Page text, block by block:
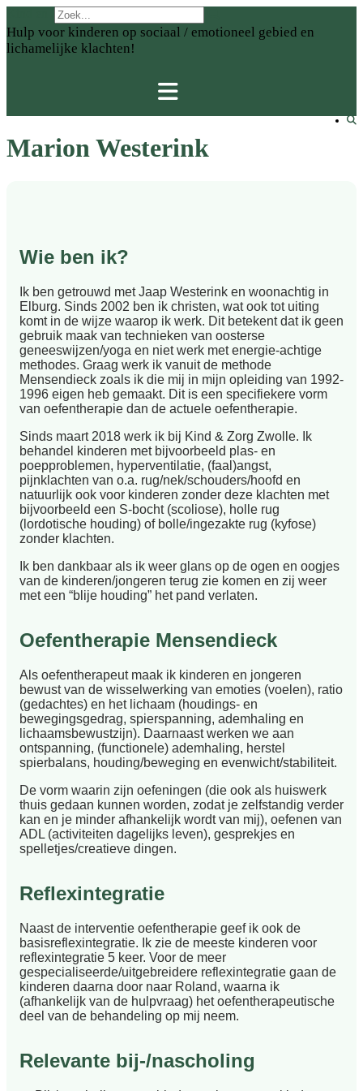
naar
inhoud
Kind en Zorg Zwolle
Hulp voor kinderen op sociaal / emotioneel gebied en
lichamelijke klachten!
Marion Westerink
Wie ben ik?
Ik ben getrouwd met Jaap Westerink en woonachtig in
Elburg. Sinds 2002 ben ik christen, wat ook tot uiting
komt in de wijze waarop ik werk. Dit betekent dat ik geen
gebruik maak van technieken van oosterse
geneeswijzen/yoga en niet werk met energie-achtige
methodes. Graag werk ik vanuit de methode
Mensendieck zoals ik die mij in mijn opleiding van 1992-
1996 eigen heb gemaakt. Dit is een specifiekere vorm
van oefentherapie dan de actuele oefentherapie.
Sinds maart 2018 werk ik bij Kind & Zorg Zwolle. Ik
behandel kinderen met bijvoorbeeld plas- en
poepproblemen, hyperventilatie, (faal)angst,
pijnklachten van o.a. rug/nek/schouders/hoofd en
natuurlijk ook voor kinderen zonder deze klachten met
bijvoorbeeld een S-bocht (scoliose), holle rug
(lordotische houding) of bolle/ingezakte rug (kyfose)
zonder klachten.
Ik ben dankbaar als ik weer glans op de ogen en oogjes
van de kinderen/jongeren terug zie komen en zij weer
met een “blije houding” het pand verlaten.
Oefentherapie Mensendieck
Als oefentherapeut maak ik kinderen en jongeren
bewust van de wisselwerking van emoties (voelen), ratio
(gedachtes) en het lichaam (houdings- en
bewegingsgedrag, spierspanning, ademhaling en
lichaamsbewustzijn). Daarnaast werken we aan
ontspanning, (functionele) ademhaling, herstel
spierbalans, houding/beweging en evenwicht/stabiliteit.
De vorm waarin zijn oefeningen (die ook als huiswerk
thuis gedaan kunnen worden, zodat je zelfstandig verder
kan en je minder afhankelijk wordt van mij), oefenen van
ADL (activiteiten dagelijks leven), gesprekjes en
spelletjes/creatieve dingen.
Reflexintegratie
Naast de interventie oefentherapie geef ik ook de
basisreflexintegratie. Ik zie de meeste kinderen voor
reflexintegratie 5 keer. Voor de meer
gespecialiseerde/uitgebreidere reflexintegratie gaan de
kinderen daarna door naar Roland, waarna ik
(afhankelijk van de hulpvraag) het oefentherapeutische
deel van de behandeling op mij neem.
Relevante bij-/nascholing